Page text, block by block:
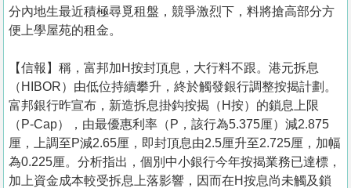
分內地生最近積極尋覓租盤，競爭激烈下，料將搶高部分方
便上學屋苑的租金。
【信報】稱，富邦加H按封頂息，大行料不跟。港元拆息
（HIBOR）由低位持續攀升，終於觸發銀行調整按揭計劃。
富邦銀行昨宣布，新造拆息掛鈎按揭（H按）的鎖息上限
（P-Cap），由最優惠利率（P，該行為5.375厘）減2.875
厘，上調至P減2.65厘，即封頂息由2.5厘升至2.725厘，加幅
為0.225厘。分析指出，個別中小銀行今年按揭業務已達標，
加上資金成本較受拆息上落影響，因而在H按息尚未觸及鎖